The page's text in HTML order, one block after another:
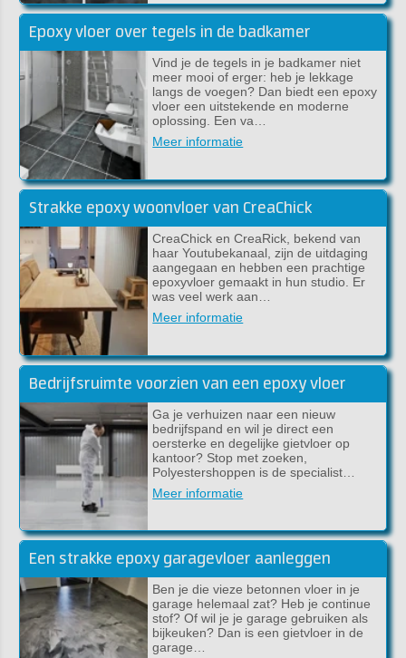
Epoxy vloer over tegels in de badkamer
Vind je de tegels in je badkamer niet
meer mooi of erger: heb je lekkage
langs de voegen? Dan biedt een epoxy
vloer een uitstekende en moderne
oplossing. Een va…
Meer informatie
Strakke epoxy woonvloer van CreaChick
CreaChick en CreaRick, bekend van
haar Youtubekanaal, zijn de uitdaging
aangegaan en hebben een prachtige
epoxyvloer gemaakt in hun studio. Er
was veel werk aan…
Meer informatie
Bedrijfsruimte voorzien van een epoxy vloer
Ga je verhuizen naar een nieuw
bedrijfspand en wil je direct een
oersterke en degelijke gietvloer op
kantoor? Stop met zoeken,
Polyestershoppen is de specialist…
Meer informatie
Een strakke epoxy garagevloer aanleggen
Ben je die vieze betonnen vloer in je
garage helemaal zat? Heb je continue
stof? Of wil je je garage gebruiken als
bijkeuken? Dan is een gietvloer in de
garage…